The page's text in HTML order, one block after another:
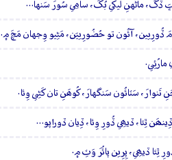
ڏُکَ، ماڻُهنِ ليکي بُکَ، سامِي سُورَ سَنها…
ڏُورِيين، آئُون تو حُضُورِييَن، مَڻِيو وِجهان مَچَ ۾.
سَٽائُون سَنگهارَ، کُوھَنِ تان کَڻِي وِئا.
ٿِئا، ڏيھِي ڏُورِ وِئا، ڏِيان ڏوراپو…
ٿِئا ڏيھِي، پِرِين پائُرَ وَٽِ ۾.